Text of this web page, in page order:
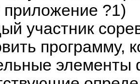
приложение ?1)
участник
программу,
элементы